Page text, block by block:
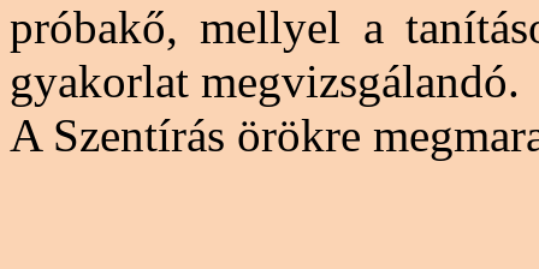
próbakő, mellyel a
gyakorlat megvizsgálandó.
A Szentírás örökre